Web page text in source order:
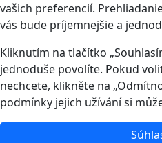
vašich preferencií.
vás bude príjemnejšie a
Kliknutím na tlačítko
jednoduše povolíte. Pokud
nechcete, klikněte na
podmínky jejich užívání si